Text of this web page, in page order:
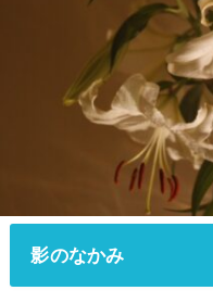
影のなかみ